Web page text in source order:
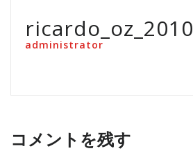
ricardo_oz_2010
administrator
コメントを残す